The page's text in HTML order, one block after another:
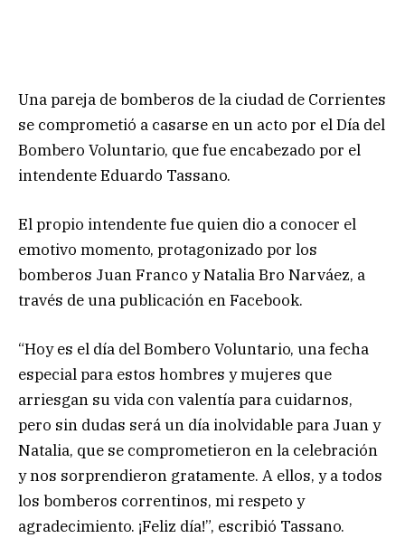
Una pareja de bomberos de la ciudad de Corrientes
se comprometió a casarse en un acto por el Día del
Bombero Voluntario, que fue encabezado por el
intendente Eduardo Tassano.
El propio intendente fue quien dio a conocer el
emotivo momento, protagonizado por los
bomberos Juan Franco y Natalia Bro Narváez, a
través de una publicación en Facebook.
“Hoy es el día del Bombero Voluntario, una fecha
especial para estos hombres y mujeres que
arriesgan su vida con valentía para cuidarnos,
pero sin dudas será un día inolvidable para Juan y
Natalia, que se comprometieron en la celebración
y nos sorprendieron gratamente. A ellos, y a todos
los bomberos correntinos, mi respeto y
agradecimiento. ¡Feliz día!”, escribió Tassano.